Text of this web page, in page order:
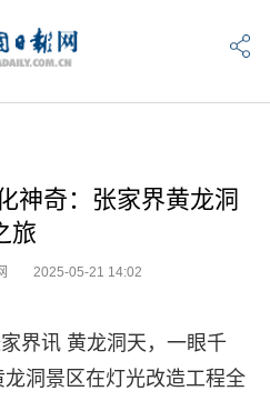
神奇：张家界黄龙洞
旅
2025-05-21 14:02
界讯 黄龙洞天，一眼千
洞景区在灯光改造工程全